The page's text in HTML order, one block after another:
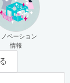
ノベーション
情報